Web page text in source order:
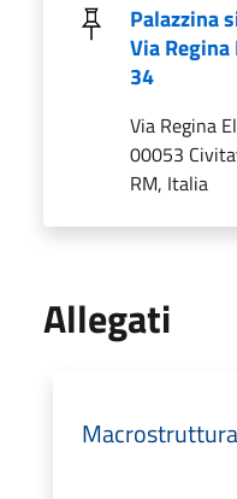
Palazzina
Via Regina
34
Via Regina
00053
RM, Italia
Allegati